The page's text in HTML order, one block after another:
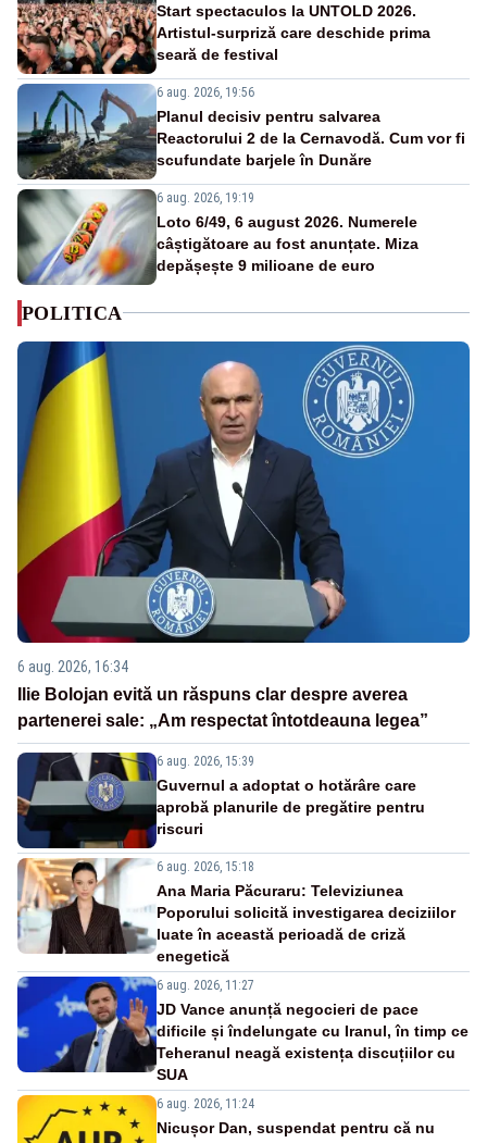
Start spectaculos la UNTOLD 2026.
Artistul-surpriză care deschide prima
seară de festival
6 aug. 2026, 19:56
Planul decisiv pentru salvarea
Reactorului 2 de la Cernavodă. Cum vor fi
scufundate barjele în Dunăre
6 aug. 2026, 19:19
Loto 6/49, 6 august 2026. Numerele
câștigătoare au fost anunțate. Miza
depășește 9 milioane de euro
POLITICA
6 aug. 2026, 16:34
Ilie Bolojan evită un răspuns clar despre averea
partenerei sale: „Am respectat întotdeauna legea”
6 aug. 2026, 15:39
Guvernul a adoptat o hotărâre care
aprobă planurile de pregătire pentru
riscuri
6 aug. 2026, 15:18
Ana Maria Păcuraru: Televiziunea
Poporului solicită investigarea deciziilor
luate în această perioadă de criză
enegetică
6 aug. 2026, 11:27
JD Vance anunță negocieri de pace
dificile și îndelungate cu Iranul, în timp ce
Teheranul neagă existența discuțiilor cu
SUA
6 aug. 2026, 11:24
Nicușor Dan, suspendat pentru că nu